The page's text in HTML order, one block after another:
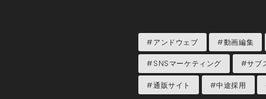
#アンドウェブ #動画編集
#SNSマーケティング #サブ
#通販サイト #中途採用